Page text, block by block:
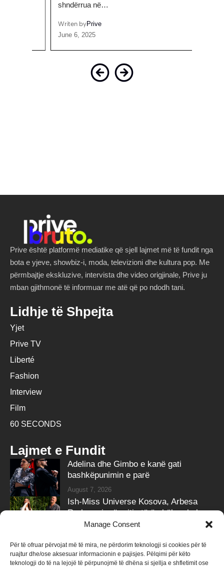
Manage Consent
Për të ofruar përvojat më të mira, ne përdorim teknologji si cookies për të
ruajtur dhe/ose aksesuar informacionin e pajisjes. Pëlqimi për këto
teknologji do të na lejojë të përpunojmë të dhëna si sjellja e shfletimit ose
shndërrua në…
Writen byPrive
June 6, 2025
Prive është platformë mediatike që sjell lajmet më të fundit nga
bota e yjeve, showbiz-i, moda, televizioni dhe kultura pop. Me
përmbajtje ekskluzive, intervista dhe video origjinale, Prive ju
mban gjithmonë të informuar me atë që po ndodh tani.
Lidhje të Shpejta
Yjet
Prive TV
Liberté
Fashion
Interview
Film
60 SECONDS
Lajmet e Fundit
Adelina dhe Gimbo e kanë gati
bashkëpunimin e parë
August 7, 2026
Ish-Miss Universe Kosova, Arbesa
Rrahmani, në pritje të ëmbël – zbulon
gjininë e bebit
Follow Us